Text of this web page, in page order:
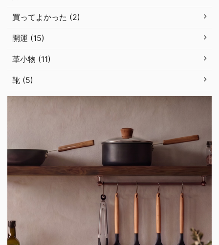
買ってよかった (2)
開運 (15)
革小物 (11)
靴 (5)